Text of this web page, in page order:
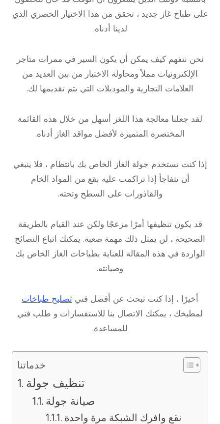
على طباخ غاز جديد ، تحقق من هذا الاختيار الحصري الذي
لدينا أدناه.
نحن نتفهم كيف يمكن أن يكون السير في ممرات متاجر
الإلكترونيات مملاً ومحاولة الاختيار من بين العديد من
العلامات التجارية والموديلات التي يتم تقديمها لك.
لقد جعلنا معالجة هذا اللغز أسهل من خلال هذه القائمة
المختصرة المتميزة لأفضل مواقد الغاز أدناه.
إذا كنت تستخدم جولة الغاز الخاص بك بانتظام ، فلا ينبغي
أن تتفاجأ إذا تراكمت عليه بقع من المواد الخام
والقاذورات على السطح وتحته.
قد يكون تنظيفها أمرًا مزعجًا ولكن عند القيام بالطريقة
الصحيحة ، لن يمثل ذلك مهمة صعبة. يمكنك اتباع النصائح
الواردة في هذه المقالة للعناية بطباخات الغاز الخاص بك
وصيانته.
أخيرًا ، إذا كنت تبحث عن أفضل فني تصليح طباخات
لمطبخك ، يمكنك الاتصال بنا للاستفسارات و طلب فني
للمساعدة.
خدماتنا
تنظيف جولة
صيانة جولة
نقع وافرك الشبكة مرة واحدة